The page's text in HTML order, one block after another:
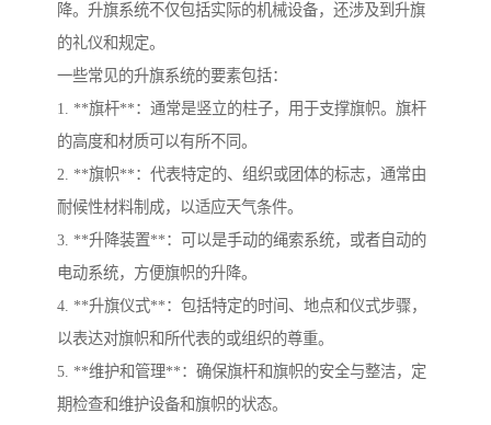
降。升旗系统不仅包括实际的机械设备，还涉及到升旗
的礼仪和规定。
一些常见的升旗系统的要素包括：
1. **旗杆**：通常是竖立的柱子，用于支撑旗帜。旗杆
的高度和材质可以有所不同。
2. **旗帜**：代表特定的、组织或团体的标志，通常由
耐候性材料制成，以适应天气条件。
3. **升降装置**：可以是手动的绳索系统，或者自动的
电动系统，方便旗帜的升降。
4. **升旗仪式**：包括特定的时间、地点和仪式步骤，
以表达对旗帜和所代表的或组织的尊重。
5. **维护和管理**：确保旗杆和旗帜的安全与整洁，定
期检查和维护设备和旗帜的状态。